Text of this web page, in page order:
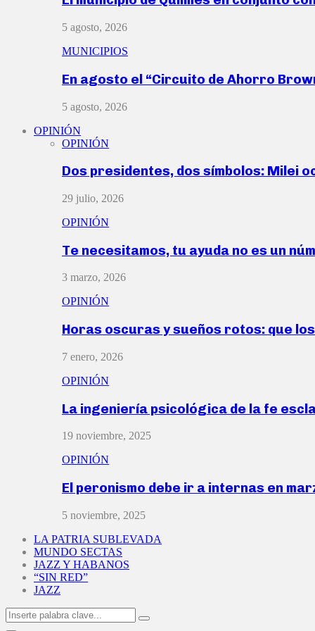
5 agosto, 2026
MUNICIPIOS
En agosto el “Circuito de Ahorro
5 agosto, 2026
OPINIÓN
OPINIÓN
Dos presidentes, dos símbolos: Milei
29 julio, 2026
OPINIÓN
Te necesitamos, tu ayuda no es un
3 marzo, 2026
OPINIÓN
Horas oscuras y sueños rotos: que
7 enero, 2026
OPINIÓN
La ingeniería psicológica de la fe
19 noviembre, 2025
OPINIÓN
El peronismo debe ir a internas en
5 noviembre, 2025
LA PATRIA SUBLEVADA
MUNDO SECTAS
JAZZ Y HABANOS
“SIN RED”
JAZZ
Search
for:
Search